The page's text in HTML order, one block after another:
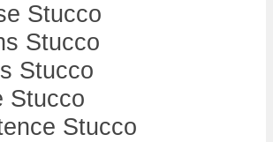
Stucco
Stucco
Stucco
Stucco
Stucco